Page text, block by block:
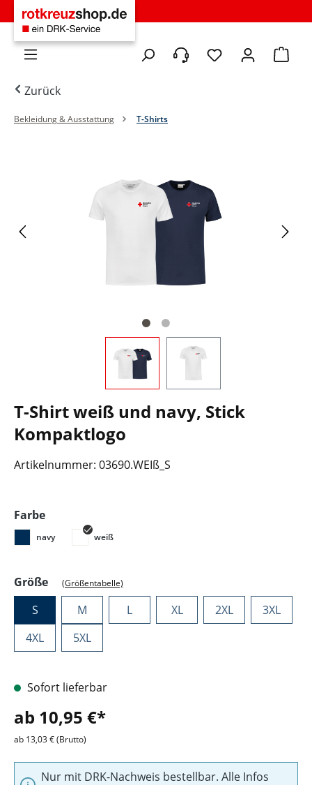
Zum Hauptinhalt springen
Du hast 0
Zurück
Bekleidung & Ausstattung T-Shirts
T-Shirt weiß und navy, Stick
Kompaktlogo
Artikelnummer: 03690.WEIß_S
Farbeauswählen
navy weiß
Größeauswählen
(Größentabelle)
S M L XL 2XL
3XL
4XL
5XL
Sofort lieferbar
ab 10,95 €*
ab 13,03 € (Brutto)
Nur mit DRK-Nachweis bestellbar. Alle Infos